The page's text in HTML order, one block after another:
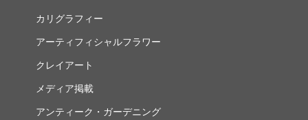
カリグラフィー
アーティフィシャルフラワー
クレイアート
メディア掲載
アンティーク・ガーデニング